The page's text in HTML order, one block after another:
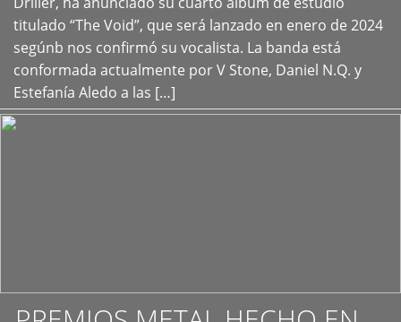
titulado “The Void”, que será lanzado en enero de 2024
segúnb nos confirmó su vocalista. La banda está
conformada actualmente por V Stone, Daniel N.Q. y
Estefanía Aledo a las […]